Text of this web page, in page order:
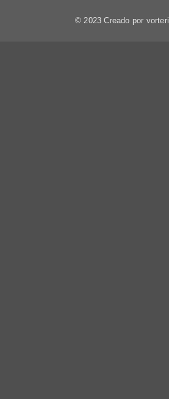
© 2023 Creado por